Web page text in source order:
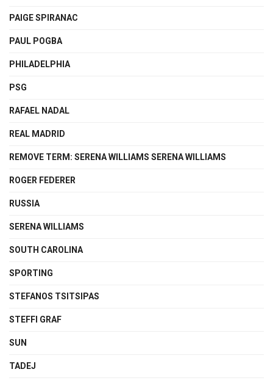
PAIGE SPIRANAC
PAUL POGBA
PHILADELPHIA
PSG
RAFAEL NADAL
REAL MADRID
REMOVE TERM: SERENA WILLIAMS SERENA WILLIAMS
ROGER FEDERER
RUSSIA
SERENA WILLIAMS
SOUTH CAROLINA
SPORTING
STEFANOS TSITSIPAS
STEFFI GRAF
SUN
TADEJ